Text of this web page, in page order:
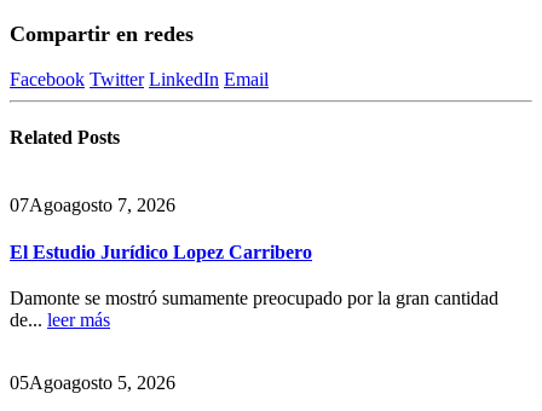
Compartir en redes
Facebook Twitter LinkedIn Email
Related Posts
07Agoagosto 7, 2026
El Estudio Jurídico Lopez Carribero
Damonte se mostró sumamente preocupado por la gran cantidad
de... leer más
05Agoagosto 5, 2026